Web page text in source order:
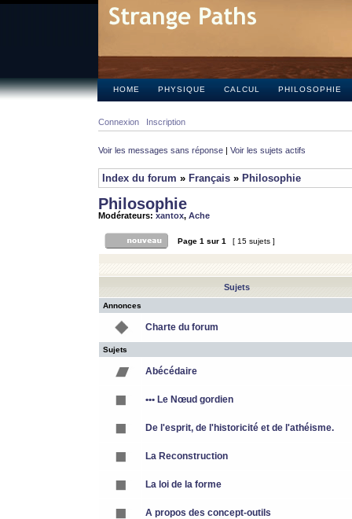
HOME PHYSIQUE CALCUL PHILOSOPHIE
Connexion Inscription
Voir les messages sans réponse | Voir les sujets actifs
Index du forum » Français » Philosophie
Philosophie
Modérateurs: xantox, Ache
Page 1 sur 1 [ 15 sujets ]
Sujets
Annonces
Charte du forum
Sujets
Abécédaire
••• Le Nœud gordien
De l'esprit, de l'historicité et de l'athéisme.
La Reconstruction
La loi de la forme
A propos des concept-outils